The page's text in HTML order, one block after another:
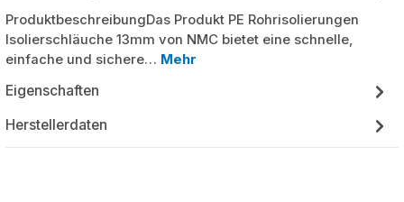
ProduktbeschreibungDas Produkt PE Rohrisolierungen
Isolierschläuche 13mm von NMC bietet eine schnelle,
einfache und sichere… Mehr
Eigenschaften
Herstellerdaten